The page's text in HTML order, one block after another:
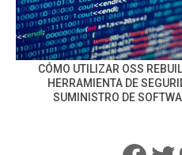
CÓMO UTILIZAR OSS
HERRAMIENTA DE
SUMINISTRO DE